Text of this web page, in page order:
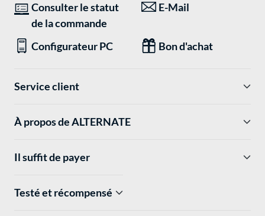
Consulter le statut
de la commande
E-Mail
Configurateur PC Bon d'achat
Service client
À propos de ALTERNATE
Il suffit de payer
Testé et récompensé